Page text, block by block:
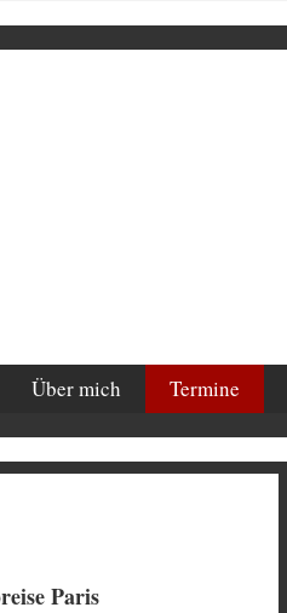
Über mich Termine
Paris